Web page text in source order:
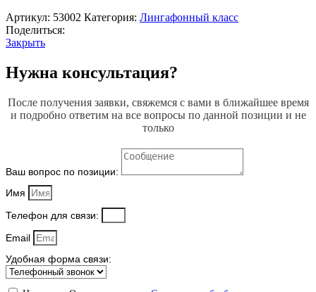
Артикул: 53002 Категория: Лингафонный класс
Поделиться:
Закрыть
Нужна консультация?
После получения заявки, свяжемся с вами в ближайшее время
и подробно ответим на все вопросы по данной позиции и не
только
Ваш вопрос по позиции:
Имя
Телефон для связи:
Email
Удобная форма связи: